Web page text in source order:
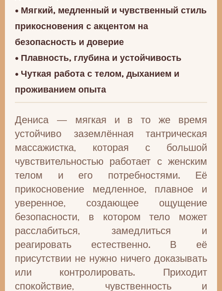
• Мягкий, медленный и чувственный стиль
прикосновения с акцентом на
безопасность и доверие
• Плавность, глубина и устойчивость
• Чуткая работа с телом, дыханием и
проживанием опыта
Дениса — мягкая и в то же время
устойчиво заземлённая тантрическая
массажистка, которая с большой
чувствительностью работает с женским
телом и его потребностями. Её
прикосновение медленное, плавное и
уверенное, создающее ощущение
безопасности, в котором тело может
расслабиться, замедлиться и
реагировать естественно. В её
присутствии не нужно ничего доказывать
или контролировать. Приходит
спокойствие, чувственность и